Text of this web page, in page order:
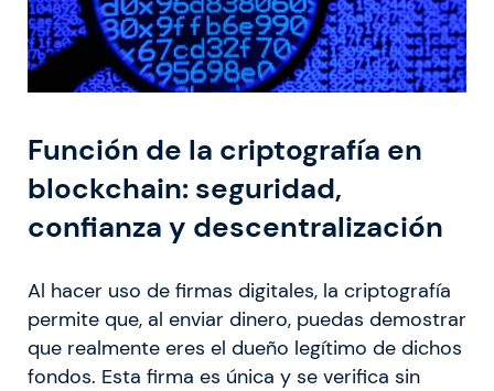
Función de la criptografía en
blockchain: seguridad,
confianza y descentralización
Al hacer uso de firmas digitales, la criptografía
permite que, al enviar dinero, puedas demostrar
que realmente eres el dueño legítimo de dichos
fondos. Esta firma es única y se verifica sin